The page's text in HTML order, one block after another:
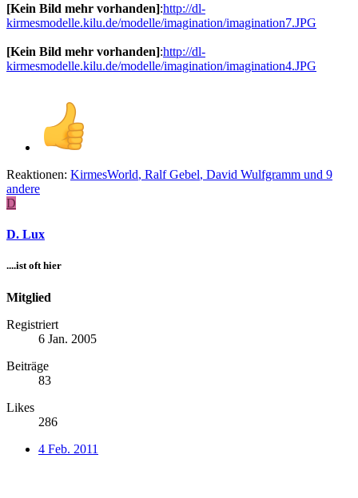
[Kein Bild mehr vorhanden]:http://dl-
kirmesmodelle.kilu.de/modelle/imagination/imagination7.JPG
[Kein Bild mehr vorhanden]:http://dl-
kirmesmodelle.kilu.de/modelle/imagination/imagination4.JPG
Reaktionen: KirmesWorld, Ralf Gebel, David Wulfgramm und 9
andere
D
D. Lux
....ist oft hier
Mitglied
Registriert
6 Jan. 2005
Beiträge
83
Likes
286
4 Feb. 2011